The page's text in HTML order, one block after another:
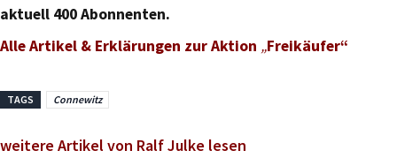
aktuell 400 Abonnenten.
Alle Artikel & Erklärungen zur Aktion „Freikäufer“
TAGS Connewitz
weitere Artikel von Ralf Julke lesen